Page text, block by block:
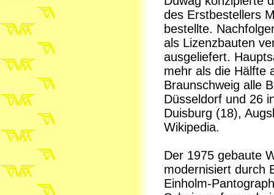
des Erstbestellers
bestellte.
als Lizenzbauten
ausgeliefert.
mehr als die Hälfte
Braunschweig alle
Düsseldorf und 26
Duisburg (18),
Wikipedia.
Der 1975 gebaute
modernisiert durch
Einholm-